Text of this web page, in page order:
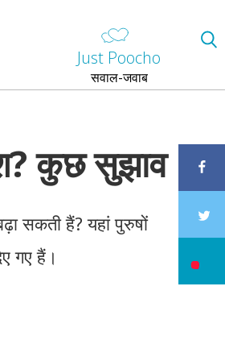
Just Poocho
सवाल-जवाब
कुछ सुझाव
सकती हैं? यहां पुरुषों
गए हैं।